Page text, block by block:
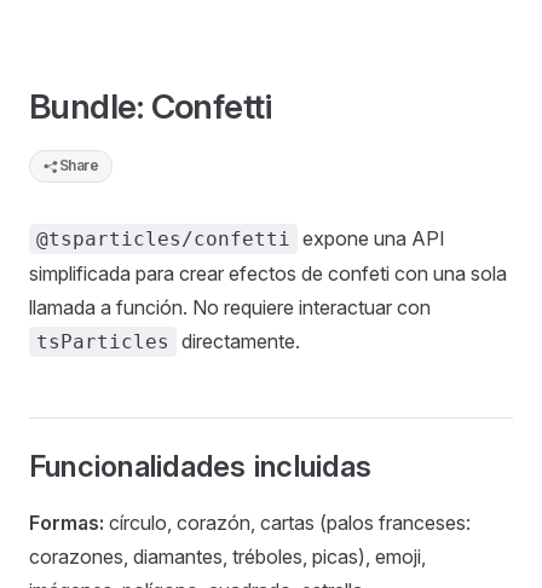
Bundle: Confetti
Share
@tsparticles/confetti
expone una API
simplificada para crear efectos de confeti con una sola
llamada a función. No requiere interactuar con
tsParticles directamente.
Funcionalidades incluidas
Formas: círculo, corazón, cartas (palos franceses:
corazones, diamantes, tréboles, picas), emoji,